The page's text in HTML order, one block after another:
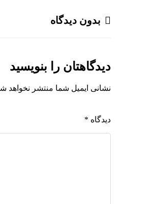
بدون دیدگاه
دیدگاهتان را بنویسید
نشانی ایمیل شما منتشر نخواهد
دیدگاه *